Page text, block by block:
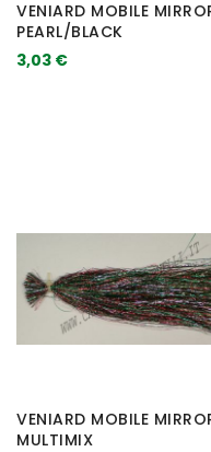
VENIARD MOBILE
PEARL/BLACK
3,03 €
VENIARD MOBILE
MULTIMIX